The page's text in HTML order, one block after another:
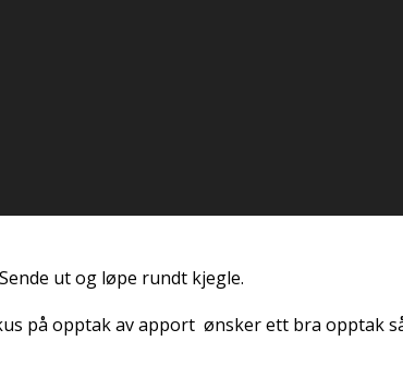
ut og løpe rundt kjegle.
på opptak av apport ønsker ett bra opptak